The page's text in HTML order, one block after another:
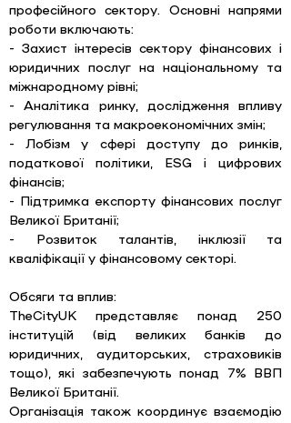
професійного сектору. Основні напрями
роботи включають:
- Захист інтересів сектору фінансових і
юридичних послуг на національному та
міжнародному рівні;
- Аналітика ринку, дослідження впливу
регулювання та макроекономічних змін;
- Лобізм у сфері доступу до ринків,
податкової політики, ESG і цифрових
фінансів;
- Підтримка експорту фінансових послуг
Великої Британії;
- Розвиток талантів, інклюзії та
кваліфікації у фінансовому секторі.
Обсяги та вплив:
TheCityUK представляє понад 250
інституцій (від великих банків до
юридичних, аудиторських, страховиків
тощо), які забезпечують понад 7% ВВП
Великої Британії.
Організація також координує взаємодію